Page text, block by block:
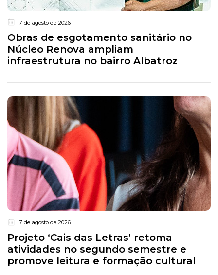
7 de agosto de 2026
Obras de esgotamento sanitário no
Núcleo Renova ampliam
infraestrutura no bairro Albatroz
7 de agosto de 2026
Projeto ‘Cais das Letras’ retoma
atividades no segundo semestre e
promove leitura e formação cultural